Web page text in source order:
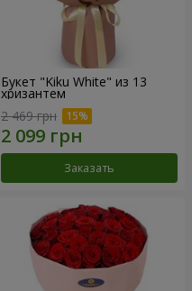
Букет "Kiku White" из 13
хризантем
2 469 грн
Заказать